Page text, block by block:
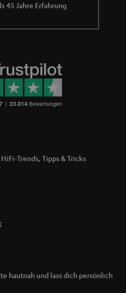
45 Jahre Erfahrung
Trends, Tipps & Tricks
hautnah und lass dich persönlich